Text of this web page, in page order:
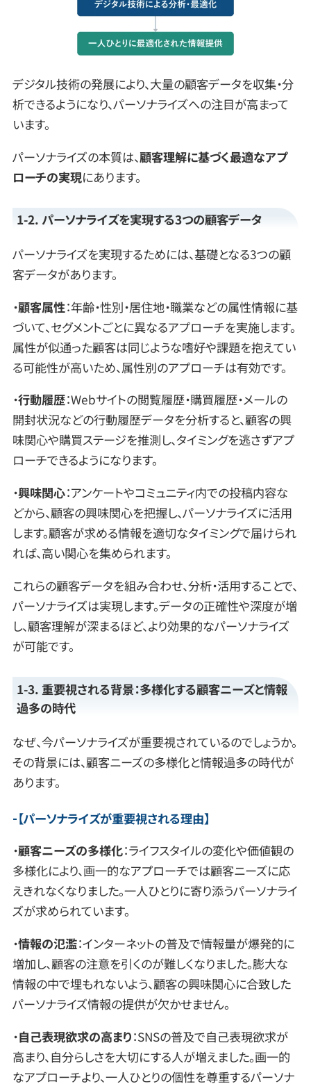
デジタル技術の発展により、大量の顧客データを収集・分
析できるようになり、パーソナライズへの注目が高まって
います。
パーソナライズの本質は、顧客理解に基づく最適なアプ
ローチの実現にあります。
1-2. パーソナライズを実現する3つの顧客データ
パーソナライズを実現するためには、基礎となる3つの顧
客データがあります。
・顧客属性：年齢・性別・居住地・職業などの属性情報に基
づいて、セグメントごとに異なるアプローチを実施します。
属性が似通った顧客は同じような嗜好や課題を抱えてい
る可能性が高いため、属性別のアプローチは有効です。
・行動履歴：Webサイトの閲覧履歴・購買履歴・メールの
開封状況などの行動履歴データを分析すると、顧客の興
味関心や購買ステージを推測し、タイミングを逃さずアプ
ローチできるようになります。
・興味関心：アンケートやコミュニティ内での投稿内容な
どから、顧客の興味関心を把握し、パーソナライズに活用
します。顧客が求める情報を適切なタイミングで届けられ
れば、高い関心を集められます。
これらの顧客データを組み合わせ、分析・活用することで、
パーソナライズは実現します。データの正確性や深度が増
し、顧客理解が深まるほど、より効果的なパーソナライズ
が可能です。
1-3. 重要視される背景：多様化する顧客ニーズと情報
過多の時代
なぜ、今パーソナライズが重要視されているのでしょうか。
その背景には、顧客ニーズの多様化と情報過多の時代が
あります。
【パーソナライズが重要視される理由】
・顧客ニーズの多様化：ライフスタイルの変化や価値観の
多様化により、画一的なアプローチでは顧客ニーズに応
えきれなくなりました。一人ひとりに寄り添うパーソナライ
ズが求められています。
・情報の氾濫：インターネットの普及で情報量が爆発的に
増加し、顧客の注意を引くのが難しくなりました。膨大な
情報の中で埋もれないよう、顧客の興味関心に合致した
パーソナライズ情報の提供が欠かせません。
・自己表現欲求の高まり：SNSの普及で自己表現欲求が
高まり、自分らしさを大切にする人が増えました。画一的
なアプローチより、一人ひとりの個性を尊重するパーソナ